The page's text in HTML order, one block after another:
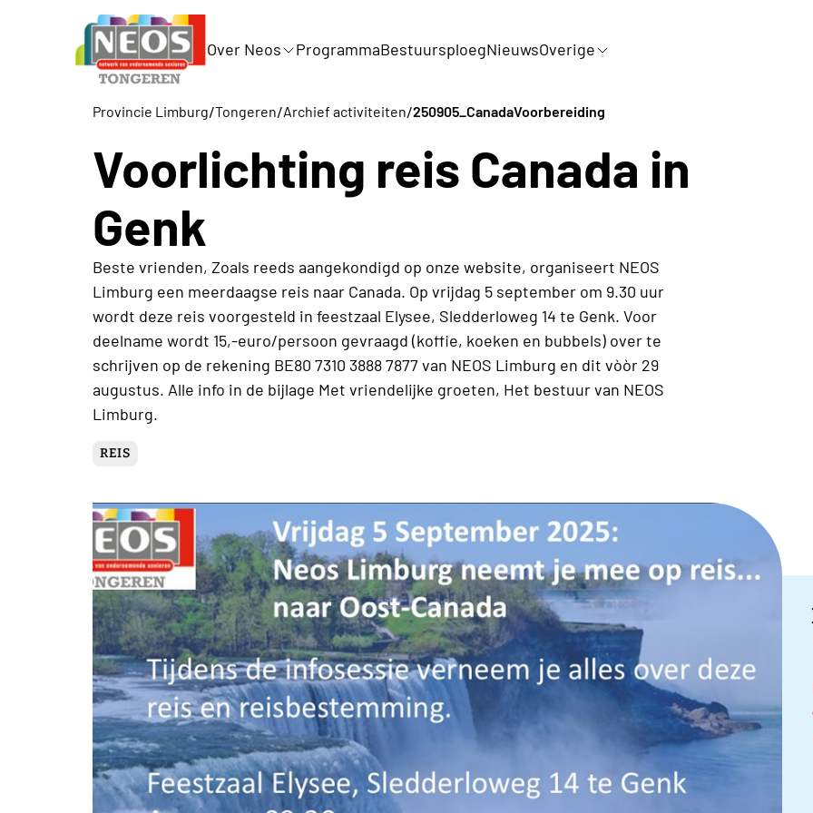
Over Neos ProgrammaBestuursploegNieuwsOverige
Provincie Limburg/Tongeren/Archief activiteiten/250905_CanadaVoorbereiding
Voorlichting reis Canada in
Genk
Beste vrienden, Zoals reeds aangekondigd op onze website, organiseert NEOS
Limburg een meerdaagse reis naar Canada. Op vrijdag 5 september om 9.30 uur
wordt deze reis voorgesteld in feestzaal Elysee, Sledderloweg 14 te Genk. Voor
deelname wordt 15,-euro/persoon gevraagd (koffie, koeken en bubbels) over te
schrijven op de rekening BE80 7310 3888 7877 van NEOS Limburg en dit vòòr 29
augustus. Alle info in de bijlage Met vriendelijke groeten, Het bestuur van NEOS
Limburg.
REIS